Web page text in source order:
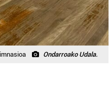
Ondarroako Udala.